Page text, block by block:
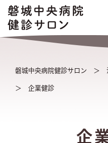
磐城中央病院健診サロン
企業健診
企